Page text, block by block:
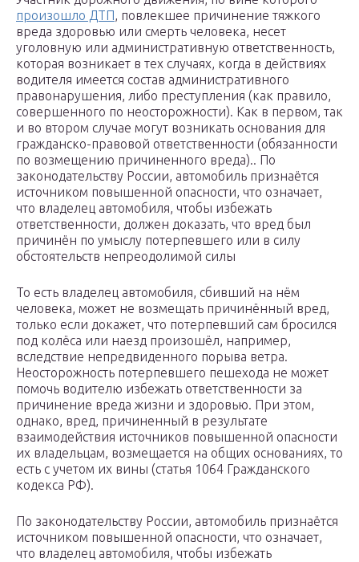
произошло ДТП, повлекшее причинение тяжкого
вреда здоровью или смерть человека, несет
уголовную или административную ответственность,
которая возникает в тех случаях, когда в действиях
водителя имеется состав административного
правонарушения, либо преступления (как правило,
совершенного по неосторожности). Как в первом, так
и во втором случае могут возникать основания для
гражданско-правовой ответственности (обязанности
по возмещению причиненного вреда).. По
законодательству России, автомобиль признаётся
источником повышенной опасности, что означает,
что владелец автомобиля, чтобы избежать
ответственности, должен доказать, что вред был
причинён по умыслу потерпевшего или в силу
обстоятельств непреодолимой силы
То есть владелец автомобиля, сбивший на нём
человека, может не возмещать причинённый вред,
только если докажет, что потерпевший сам бросился
под колёса или наезд произошёл, например,
вследствие непредвиденного порыва ветра.
Неосторожность потерпевшего пешехода не может
помочь водителю избежать ответственности за
причинение вреда жизни и здоровью. При этом,
однако, вред, причиненный в результате
взаимодействия источников повышенной опасности
их владельцам, возмещается на общих основаниях, то
есть с учетом их вины (статья 1064 Гражданского
кодекса РФ).
По законодательству России, автомобиль признаётся
источником повышенной опасности, что означает,
что владелец автомобиля, чтобы избежать